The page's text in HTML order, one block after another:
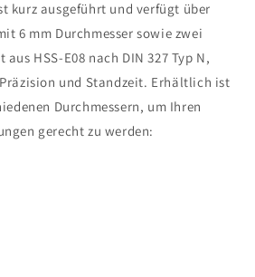
kurz ausgeführt und verfügt über
6 mm Durchmesser sowie zwei
HSS-E08 nach DIN 327 Typ N,
und Standzeit. Erhältlich ist
Durchmessern, um Ihren
gerecht zu werden: